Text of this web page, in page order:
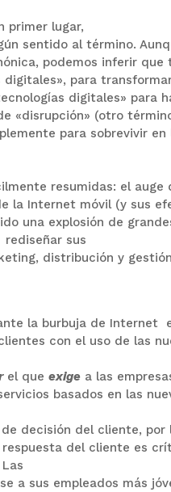
primer lugar,
sentido al término.
podemos inferir que
para
digitales» para
«disrupción» (otro
para sobrevivir en
resumidas: el auge
la Internet móvil (y sus
una explosión de
rediseñar sus
distribución y
la burbuja de Internet
con el uso de las
el queexige a las
basados ​​en las
decisión del cliente, por
del cliente es
Las
a sus empleados más